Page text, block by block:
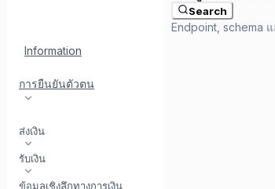
Search
Information
การยืนยันตัวตน
ส่งเงิน
รับเงิน
ข้อมูลเชิงลึกทางการเงิน